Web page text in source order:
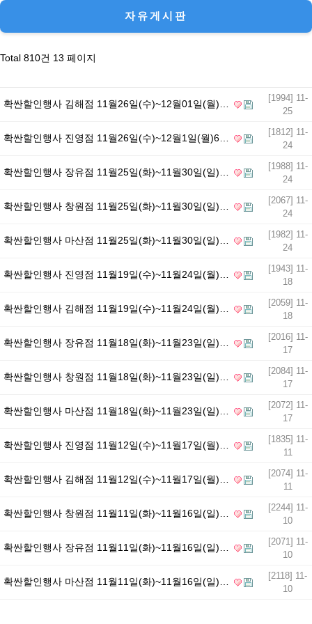
자유게시판
Total 810건 13 페이지
확싼할인행사 김해점 11월26일(수)~12월01일(월)…
[1994] 11-
25
확싼할인행사 진영점 11월26일(수)~12월1일(월)6…
[1812] 11-
24
확싼할인행사 장유점 11월25일(화)~11월30일(일)…
[1988] 11-
24
확싼할인행사 창원점 11월25일(화)~11월30일(일)…
[2067] 11-
24
확싼할인행사 마산점 11월25일(화)~11월30일(일)…
[1982] 11-
24
확싼할인행사 진영점 11월19일(수)~11월24일(월)…
[1943] 11-
18
확싼할인행사 김해점 11월19일(수)~11월24일(월)…
[2059] 11-
18
확싼할인행사 장유점 11월18일(화)~11월23일(일)…
[2016] 11-
17
확싼할인행사 창원점 11월18일(화)~11월23일(일)…
[2084] 11-
17
확싼할인행사 마산점 11월18일(화)~11월23일(일)…
[2072] 11-
17
확싼할인행사 진영점 11월12일(수)~11월17일(월)…
[1835] 11-
11
확싼할인행사 김해점 11월12일(수)~11월17일(월)…
[2074] 11-
11
확싼할인행사 창원점 11월11일(화)~11월16일(일)…
[2244] 11-
10
확싼할인행사 장유점 11월11일(화)~11월16일(일)…
[2071] 11-
10
확싼할인행사 마산점 11월11일(화)~11월16일(일)…
[2118] 11-
10